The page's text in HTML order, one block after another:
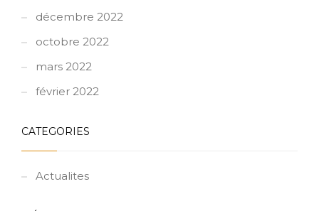
décembre 2022
octobre 2022
mars 2022
février 2022
CATEGORIES
Actualites